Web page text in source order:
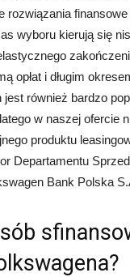
rozwiązania
wyboru kierują się
opłat i długim
jest również bardzo
w naszej ofercie
produktu
Departamentu
Bank Polska